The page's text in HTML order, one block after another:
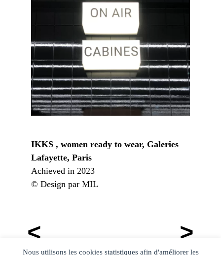
Nous utilisons les cookies statistiques afin d'améliorer les
IKKS , women ready to wear, Galeries
Lafayette, Paris
Achieved in 2023
© Design par MIL
Post
navigation
< >